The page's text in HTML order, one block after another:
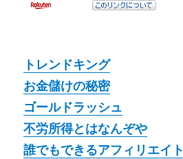
トレンドキング
お金儲けの秘密
ゴールドラッシュ
不労所得とはなんぞや
誰でもできるアフィリエイト